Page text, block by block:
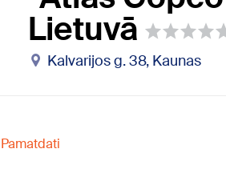
Lietuvā
Kalvarijos g. 38, Kaunas
Pamatdati